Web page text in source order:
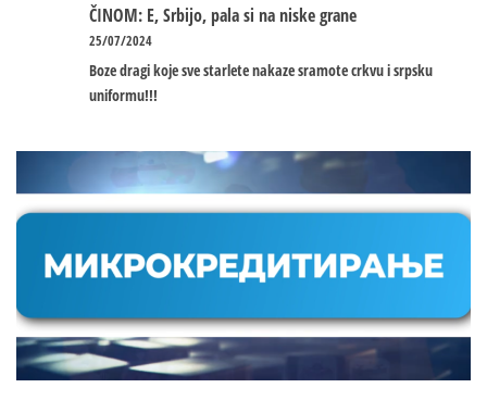
ČINOM: E, Srbijo, pala si na niske grane
25/07/2024
Boze dragi koje sve starlete nakaze sramote crkvu i srpsku
uniformu!!!